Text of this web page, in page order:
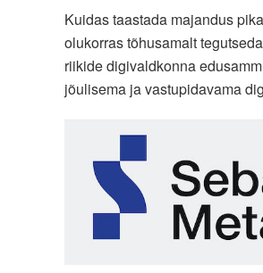
Kuidas taastada majandus
olukorras tõhusamalt
riikide digivaldkonna
jõulisema ja vastupidavama